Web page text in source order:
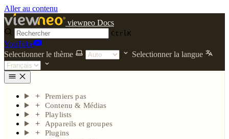
Aller au contenu
viewneo Docs
CtrlK
YouTube
Selectionner le thème
Selectionner la langue
Premiers pas
Contenu & Médias
Playlists
Appareils et groupes
Plugins